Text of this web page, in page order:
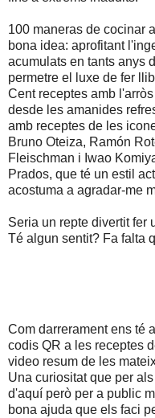
100 maneras de cocinar
bona idea: aprofitant
acumulats en tants anys
permetre el luxe de fer
Cent receptes amb
desde les amanides
amb receptes de les
Bruno Oteiza, Ramón
Fleischman i Iwao
Prados, que té un estil
acostuma a agradar-me
Seria un repte divertit fer
Té algun sentit? Fa falta
Com darrerament ens té
codis QR a les receptes
video resum de les
Una curiositat que per
d'aquí però per a public
bona ajuda que els faci